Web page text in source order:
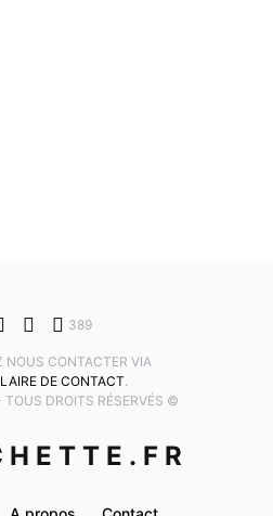
389
NOUS CONTACTER VIA
DE CONTACT.
TOUS DROITS RÉSERVÉS ©